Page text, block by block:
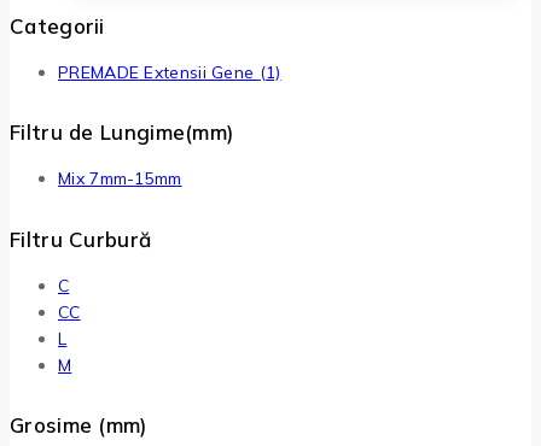
Categorii
PREMADE Extensii Gene (1)
Filtru de Lungime(mm)
Mix 7mm-15mm
Filtru Curbură
C
CC
L
M
Grosime (mm)